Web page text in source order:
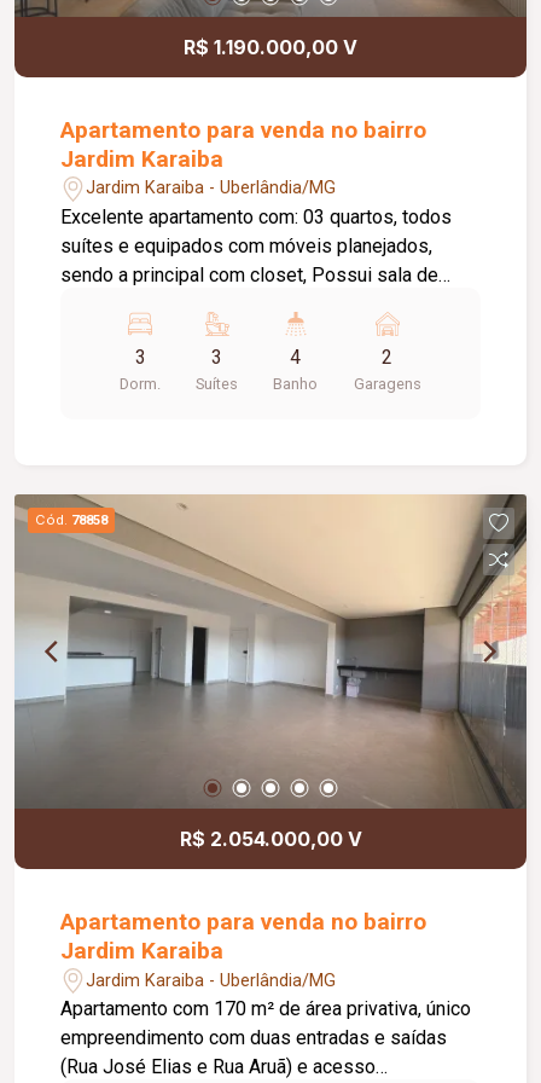
R$ 1.190.000,00 V
Apartamento para venda no bairro
Jardim Karaiba
Jardim Karaiba - Uberlândia/MG
Excelente apartamento com: 03 quartos, todos
suítes e equipados com móveis planejados,
sendo a principal com closet, Possui sala de
planejada, Banheiro social e uma sacada gourmet
com churrasqueira. Inclui 2 vagas de garagem
livres (soltas). Condomínio possui: Elevador,
3
Dorm.
3
Suítes
4
Banho
2
Garagens
Cód. 78858
R$ 2.054.000,00 V
Apartamento para venda no bairro
Jardim Karaiba
Jardim Karaiba - Uberlândia/MG
Apartamento com 170 m² de área privativa, único
empreendimento com duas entradas e saídas
(Rua José Elias e Rua Aruã) e acesso